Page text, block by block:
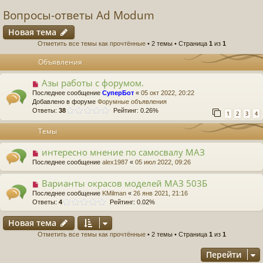
Вопросы-ответы Ad Modum
Новая тема
Отметить все темы как прочтённые• 2 темы • Страница 1из 1
Объявления
Азы работы с форумом.
Последнее сообщение СуперБот « 05 окт 2022, 20:22
Добавлено в форуме Форумные объявления
Ответы: 38 1 2 3 4
Рейтинг: 0.26%
Темы
интересно мнение по самосвалу МАЗ
Последнее сообщение alex1987 « 05 июл 2022, 09:26
Варианты окрасов моделей МАЗ 503Б
Последнее сообщение KMilman « 26 янв 2021, 21:16
Ответы: 4 Рейтинг: 0.02%
Новая тема
Отметить все темы как прочтённые• 2 темы • Страница 1 из 1
Перейти